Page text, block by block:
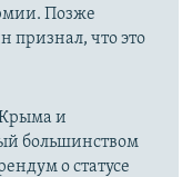
Позже
признал, что это
Крыма и
большинством
о статусе